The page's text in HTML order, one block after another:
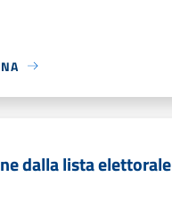
dalla lista elettorale